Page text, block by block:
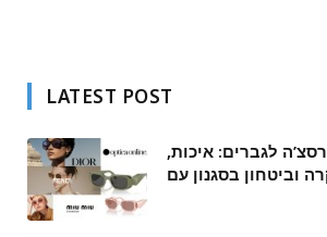
LATEST POST
לגברים: איכות,